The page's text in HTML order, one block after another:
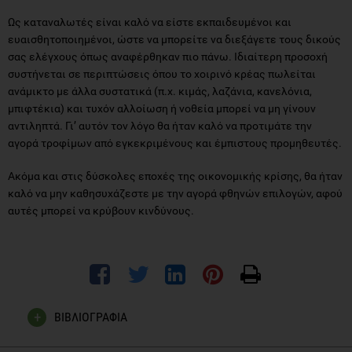
Ως καταναλωτές είναι καλό να είστε εκπαιδευμένοι και
ευαισθητοποιημένοι, ώστε να μπορείτε να διεξάγετε τους δικούς
σας ελέγχους όπως αναφέρθηκαν πιο πάνω. Ιδιαίτερη προσοχή
συστήνεται σε περιπτώσεις όπου το χοιρινό κρέας πωλείται
ανάμικτο με άλλα συστατικά (π.χ. κιμάς, λαζάνια, κανελόνια,
μπιφτέκια) και τυχόν αλλοίωση ή νοθεία μπορεί να μη γίνουν
αντιληπτά. Γι’ αυτόν τον λόγο θα ήταν καλό να προτιμάτε την
αγορά τροφίμων από εγκεκριμένους και έμπιστους προμηθευτές.
Ακόμα και στις δύσκολες εποχές της οικονομικής κρίσης, θα ήταν
καλό να μην καθησυχάζεστε με την αγορά φθηνών επιλογών, αφού
αυτές μπορεί να κρύβουν κινδύνους.
ΒΙΒΛΙΟΓΡΑΦΙΑ